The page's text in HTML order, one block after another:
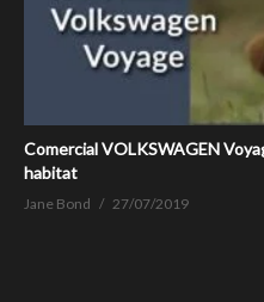
Comercial VOLKSWAGEN
habitat
Jane Bond 27/07/2019